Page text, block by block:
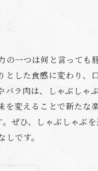
一つは何と言っても
した食感に変わり、
ラ肉は、しゃぶし
変えることで新たな
ぜひ、しゃぶしゃぶ
です。